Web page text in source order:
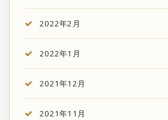
2022年2月
2022年1月
2021年12月
2021年11月